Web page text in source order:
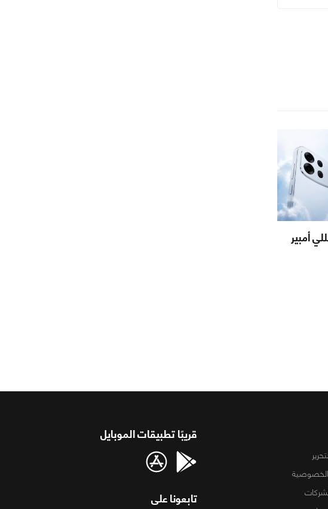
بطارية 10000 مللي أمبير
الخصوصية
قريبًا تطبيقات الموبايل
تابعونا على